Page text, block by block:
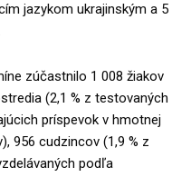
jazykom ukrajinským a 5
zúčastnilo 1 008 žiakov
(2,1 % z testovaných
príspevok v hmotnej
956 cudzincov (1,9 % z
podľa